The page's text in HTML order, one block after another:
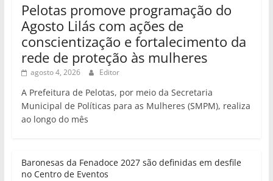
Pelotas promove programação do
Agosto Lilás com ações de
conscientização e fortalecimento da
rede de proteção às mulheres
agosto 4, 2026 Editor
A Prefeitura de Pelotas, por meio da Secretaria
Municipal de Políticas para as Mulheres (SMPM), realiza
ao longo do mês
Baronesas da Fenadoce 2027 são definidas em desfile
no Centro de Eventos